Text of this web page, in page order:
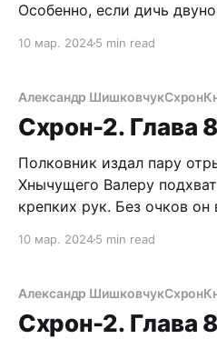
Особенно, если дичь
как мог, старался унять
Адреналин лучше
состоится, конечно.
10 мар. 20245 min read
Александр ШишковчукСхрон
Схрон-2. Глава
Полковник издал пару
Хнычущего Валеру
крепких рук. Без очков он
исчез, скрытый десятками
Причем жестко. Не скрою,
определенное
10 мар. 20245 min read
Александр ШишковчукСхрон
Схрон-2. Глава